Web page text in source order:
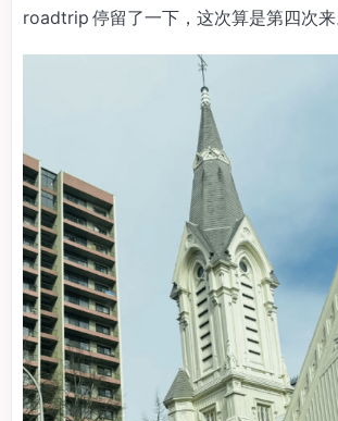
roadtrip 停留了一下，这次算是第四次来